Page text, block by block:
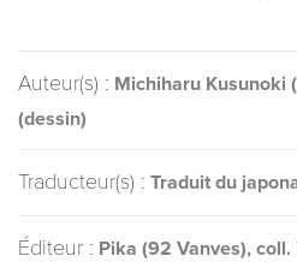
Auteur(s) : Michiharu Kusunoki
(dessin)
Traducteur(s) : Traduit du
Éditeur : Pika (92 Vanves),